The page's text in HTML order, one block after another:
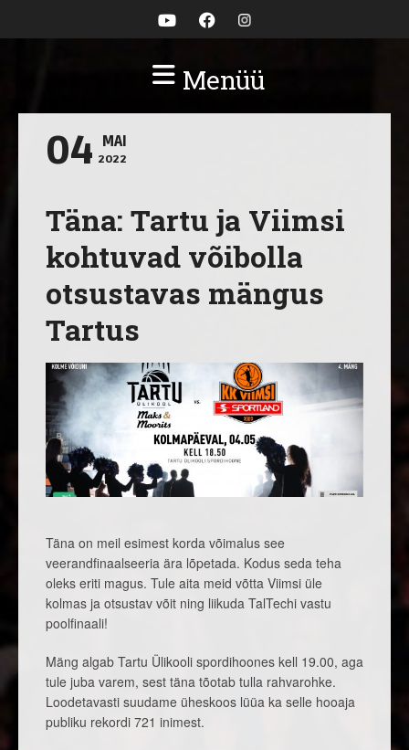
Menüü
04 MAI
2022
Täna: Tartu ja Viimsi
kohtuvad võibolla
otsustavas mängus
Tartus
Täna on meil esimest korda võimalus see
veerandfinaalseeria ära lõpetada. Kodus seda teha
oleks eriti magus. Tule aita meid võtta Viimsi üle
kolmas ja otsustav võit ning liikuda TalTechi vastu
poolfinaali!
Mäng algab Tartu Ülikooli spordihoones kell 19.00, aga
tule juba varem, sest täna tõotab tulla rahvarohke.
Loodetavasti suudame üheskoos lüüa ka selle hooaja
publiku rekordi 721 inimest.